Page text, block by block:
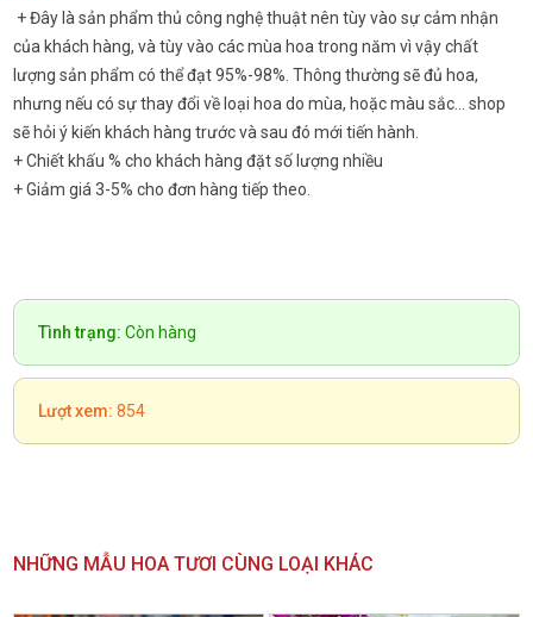
+ Đây là sản phẩm thủ công nghệ thuật nên tùy vào sự cảm nhận
của khách hàng, và tùy vào các mùa hoa trong năm vì vậy chất
lượng sản phẩm có thể đạt 95%-98%. Thông thường sẽ đủ hoa,
nhưng nếu có sự thay đổi về loại hoa do mùa, hoặc màu sắc... shop
sẽ hỏi ý kiến khách hàng trước và sau đó mới tiến hành.
+ Chiết khấu % cho khách hàng đặt số lượng nhiều
+ Giảm giá 3-5% cho đơn hàng tiếp theo.
Tình trạng: Còn hàng
Lượt xem: 854
NHỮNG MẪU HOA TƯƠI CÙNG LOẠI KHÁC